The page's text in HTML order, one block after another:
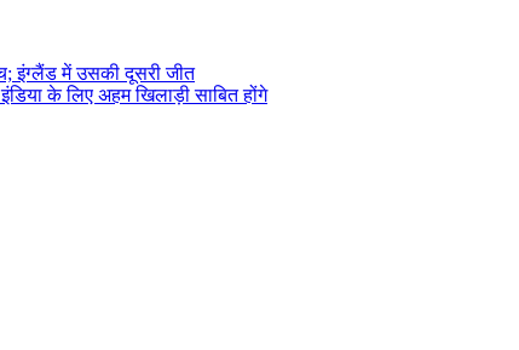
इंग्लैंड में उसकी दूसरी जीत
के लिए अहम खिलाड़ी साबित होंगे